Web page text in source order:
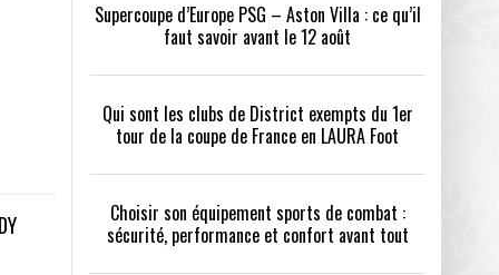
Supercoupe d’Europe PSG – Aston Villa : ce qu’il
faut savoir avant le 12 août
Qui sont les clubs de District exempts du 1er
tour de la coupe de France en LAURA Foot
Choisir son équipement sports de combat :
sécurité, performance et confort avant tout